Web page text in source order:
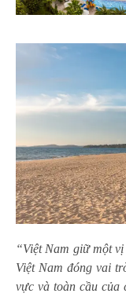
“Việt Nam giữ một
Việt Nam đóng vai
vực và toàn cầu của